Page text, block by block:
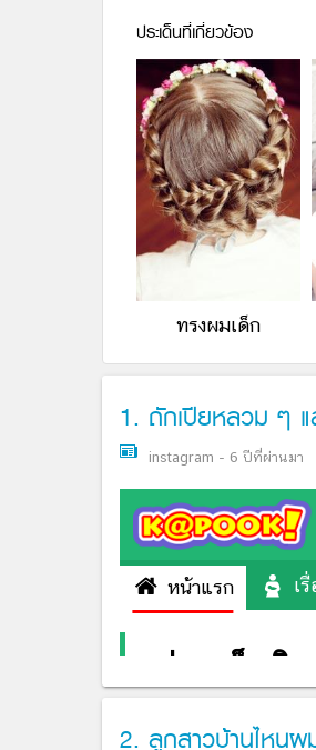
ประเด็นที่เกี่ยวข้อง
ทรงผมเด็ก
1. ถักเปียหลวม ๆ แ
instagram - 6 ปีที่ผ่านมา
2. ลูกสาวบ้านไหนผ